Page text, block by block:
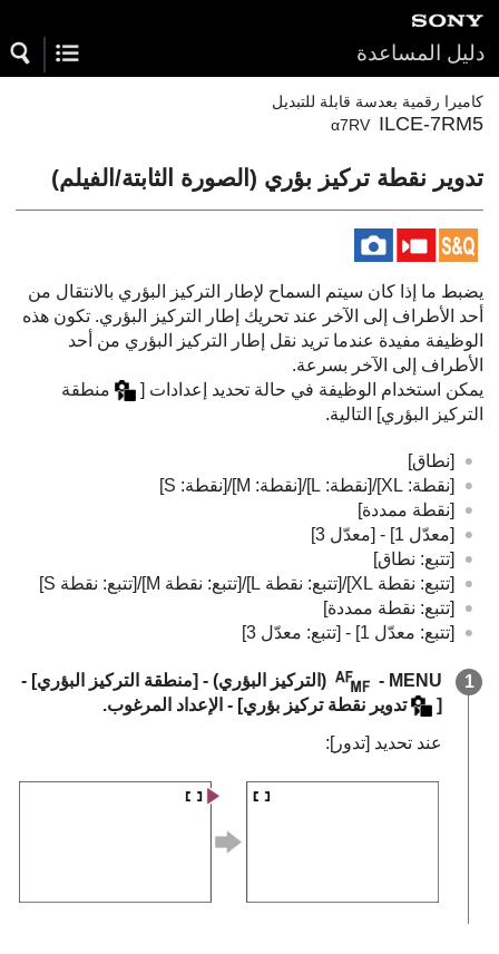
دليل المساعدة
كاميرا رقمية بعدسة قابلة للتبديل
ILCE-7RM5
α7RV
تدوير نقطة تركيز بؤري (الصورة الثابتة/الفيلم)
يضبط ما إذا كان سيتم السماح لإطار التركيز البؤري بالانتقال من
أحد الأطراف إلى الآخر عند تحريك إطار التركيز البؤري. تكون هذه
الوظيفة مفيدة عندما تريد نقل إطار التركيز البؤري من أحد
الأطراف إلى الآخر بسرعة.
يمكن استخدام الوظيفة في حالة تحديد إعدادات [
منطقة
التركيز البؤري]
التالية.
[نطاق]
[نقطة: XL‎‏]
/[نقطة: L‎‏] /[نقطة: M‎‏] /[نقطة: S‎‏]
[نقطة ممددة]
[معدّل 1‎‏]
- [معدّل 3‎‏]
[تتبع: نطاق]
[تتبع: نقطة XL‎‏]
/[تتبع: نقطة L‎‏] /[تتبع: نقطة M‎‏] /[تتبع: نقطة S‎‏]
[تتبع: نقطة ممددة]
[تتبع: معدّل 1‎‏]
- [تتبع: معدّل 3‎‏]
MENU
-
( التركيز البؤري) - [منطقة التركيز البؤري] -
[
تدوير نقطة تركيز بؤري] - الإعداد المرغوب.
عند تحديد [تدور]: